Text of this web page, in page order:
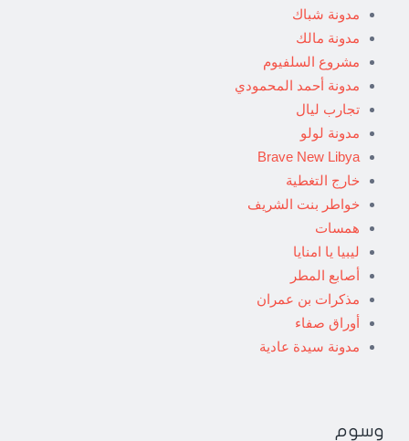
مدونة شباك
مدونة مالك
مشروع السلفيوم
مدونة أحمد المحمودي
تجارب ليال
مدونة لولو
Brave New Libya
خارج التغطية
خواطر بنت الشريف
همسات
ليبيا يا امنايا
أصابع المطر
مذكرات بن عمران
أوراق صفاء
مدونة سيدة عادية
وسوم